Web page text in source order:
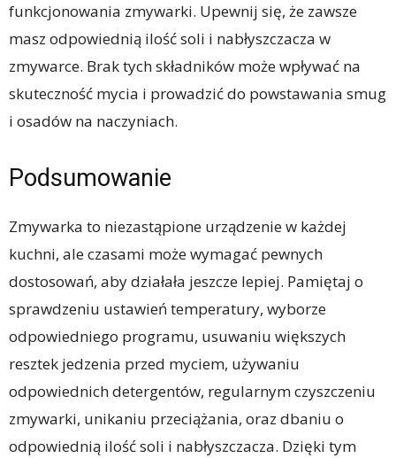
funkcjonowania zmywarki. Upewnij się, że zawsze
masz odpowiednią ilość soli i nabłyszczacza w
zmywarce. Brak tych składników może wpływać na
skuteczność mycia i prowadzić do powstawania smug
i osadów na naczyniach.
Podsumowanie
Zmywarka to niezastąpione urządzenie w każdej
kuchni, ale czasami może wymagać pewnych
dostosowań, aby działała jeszcze lepiej. Pamiętaj o
sprawdzeniu ustawień temperatury, wyborze
odpowiedniego programu, usuwaniu większych
resztek jedzenia przed myciem, używaniu
odpowiednich detergentów, regularnym czyszczeniu
zmywarki, unikaniu przeciążania, oraz dbaniu o
odpowiednią ilość soli i nabłyszczacza. Dzięki tym